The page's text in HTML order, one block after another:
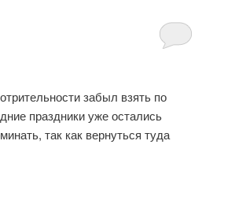
забыл взять по
праздники уже остались
так как вернуться туда